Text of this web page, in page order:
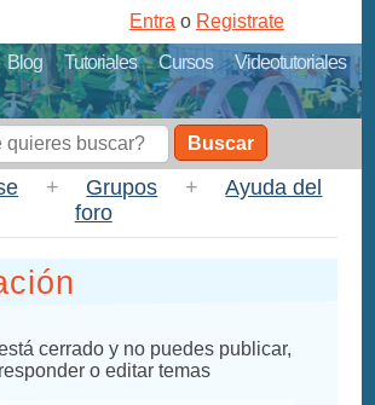
Blog Tutoriales Cursos
Videotutoriales
Entra o Registrate
Buscar
+ Grupos +
Ayuda del
foro
cerrado y no puedes publicar,
responder o editar temas